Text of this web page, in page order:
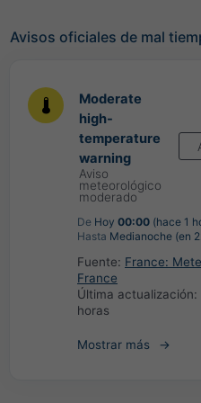
Avisos oficiales de mal
Moderate
high-
temperature
warning
Aviso
meteorológico
moderado
De Hoy 00:00 (hace 1
Hasta Medianoche (en
Fuente: France:
France
Última actualización:
horas
Mostrar más